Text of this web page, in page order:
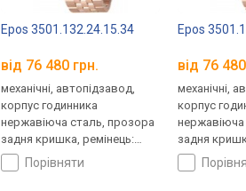
Epos 3501.132.24.15.34
від 76 480 грн.
механічні, автопідзавод,
корпус годинника
нержавіюча сталь, прозора
задня кришка, ремінець:
браслет сталь, WR 100,
Швейцарія
порівняти
Epos
від 76
механічні,
корпус
задня
браслет
Швейцарія